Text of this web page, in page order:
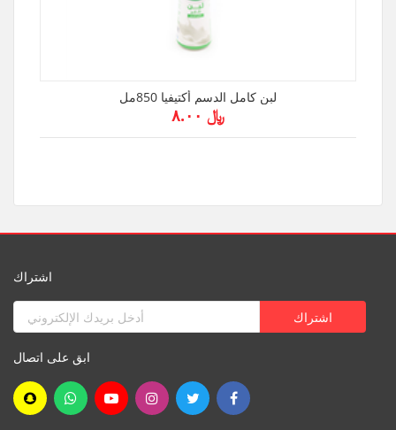
لبن كامل الدسم أكتيفيا 850مل
﷼ ۸.۰۰
اشتراك
ابق على اتصال